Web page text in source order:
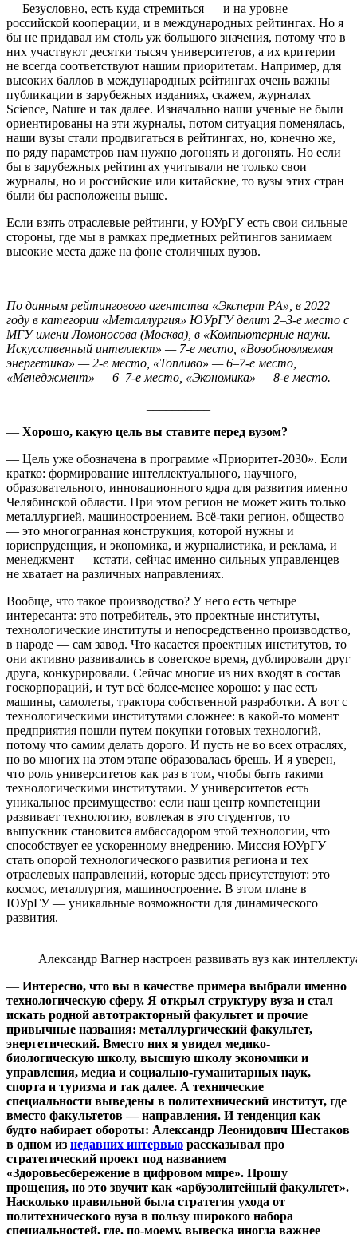
— Безусловно, есть куда стремиться — и на уровне
российской кооперации, и в международных рейтингах. Но я
бы не придавал им столь уж большого значения, потому что в
них участвуют десятки тысяч университетов, а их критерии
не всегда соответствуют нашим приоритетам. Например, для
высоких баллов в международных рейтингах очень важны
публикации в зарубежных изданиях, скажем, журналах
Science, Nature и так далее. Изначально наши ученые не были
ориентированы на эти журналы, потом ситуация поменялась,
наши вузы стали продвигаться в рейтингах, но, конечно же,
по ряду параметров нам нужно догонять и догонять. Но если
бы в зарубежных рейтингах учитывали не только свои
журналы, но и российские или китайские, то вузы этих стран
были бы расположены выше.
Если взять отраслевые рейтинги, у ЮУрГУ есть свои сильные
стороны, где мы в рамках предметных рейтингов занимаем
высокие места даже на фоне столичных вузов.
По данным рейтингового агентства «Эксперт РА», в 2022
году в категории «Металлургия» ЮУрГУ делит 2–3-е место с
МГУ имени Ломоносова (Москва), в «Компьютерные науки.
Искусственный интеллект» — 7-е место, «Возобновляемая
энергетика» — 2-е место, «Топливо» — 6–7-е место,
«Менеджмент» — 6–7-е место, «Экономика» — 8-е место.
— Хорошо, какую цель вы ставите перед вузом?
— Цель уже обозначена в программе «Приоритет-2030». Если
кратко: формирование интеллектуального, научного,
образовательного, инновационного ядра для развития именно
Челябинской области. При этом регион не может жить только
металлургией, машиностроением. Всё-таки регион, общество
— это многогранная конструкция, которой нужны и
юриспруденция, и экономика, и журналистика, и реклама, и
менеджмент — кстати, сейчас именно сильных управленцев
не хватает на различных направлениях.
Вообще, что такое производство? У него есть четыре
интересанта: это потребитель, это проектные институты,
технологические институты и непосредственно производство,
в народе — сам завод. Что касается проектных институтов, то
они активно развивались в советское время, дублировали друг
друга, конкурировали. Сейчас многие из них входят в состав
госкорпораций, и тут всё более-менее хорошо: у нас есть
машины, самолеты, трактора собственной разработки. А вот с
технологическими институтами сложнее: в какой-то момент
предприятия пошли путем покупки готовых технологий,
потому что самим делать дорого. И пусть не во всех отраслях,
но во многих на этом этапе образовалась брешь. И я уверен,
что роль университетов как раз в том, чтобы быть такими
технологическими институтами. У университетов есть
уникальное преимущество: если наш центр компетенции
развивает технологию, вовлекая в это студентов, то
выпускник становится амбассадором этой технологии, что
способствует ее ускоренному внедрению. Миссия ЮУрГУ —
стать опорой технологического развития региона и тех
отраслевых направлений, которые здесь присутствуют: это
космос, металлургия, машиностроение. В этом плане в
ЮУрГУ — уникальные возможности для динамического
развития.
Александр Вагнер настроен развивать вуз как
— Интересно, что вы в качестве примера выбрали именно
технологическую сферу. Я открыл структуру вуза и стал
искать родной автотракторный факультет и прочие
привычные названия: металлургический факультет,
энергетический. Вместо них я увидел медико-
биологическую школу, высшую школу экономики и
управления, медиа и социально-гуманитарных наук,
спорта и туризма и так далее. А технические
специальности выведены в политехнический институт, где
вместо факультетов — направления. И тенденция как
будто набирает обороты: Александр Леонидович Шестаков
в одном из недавних интервью рассказывал про
стратегический проект под названием
«Здоровьесбережение в цифровом мире». Прошу
прощения, но это звучит как «арбузолитейный факультет».
Насколько правильной была стратегия ухода от
политехнического вуза в пользу широкого набора
специальностей, где, по-моему, вывеска иногда важнее